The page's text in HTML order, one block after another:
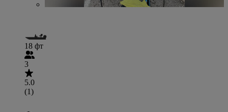
18 фт
3
5.0
(1)